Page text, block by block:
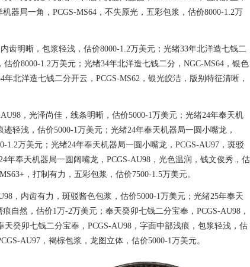
器局一角，PCGS-MS64，不失原光，五彩包浆，估价8000-1.2万
齿明晰，包浆轻浅，估价8000-1.2万美元；光绪33年北洋造七钱二
价8000-1.2万美元；光绪34年北洋造七钱二分，NGC-MS64，银色
北洋造七钱二分开云，PCGS-MS62，银光皎洁，版别特征清晰，
，光泽尚佳，线条明晰，估价5000-1万美元；光绪24年奉天机
轻浅，估价5000-1万美元；光绪24年奉天机器局一圆小嘴龙，
1.2万美元；光绪24年奉天机器局一圆小嘴龙，PCGS-AU97，斑驳
年奉天机器局一圆阔嘴龙，PCGS-AU98，光色温润，钱文俊秀，估
，打制有力，五彩包浆，估价7500-1.5万美元。
，内齿有力，斑驳酱色包浆，估价5000-1万美元；光绪25年奉天
自然，估价1万-2万美元；奉天癸卯七钱二分宝奉，PCGS-AU98，
天癸卯七钱二分宝奉，PCGS-AU98，字面中部浅痕，包浆轻浅，估
AU97，褐棕包浆，龙图立体，估价5000-1万美元。